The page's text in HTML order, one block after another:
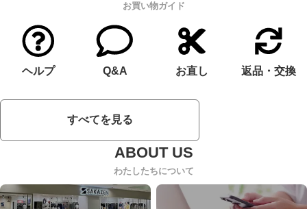
お買い物ガイド
ヘルプ Q&A お直し 返品・交換
すべてを見る
わたしたちについて